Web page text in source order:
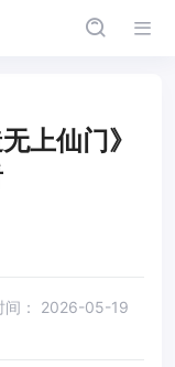
上仙门》
： 2026-05-19